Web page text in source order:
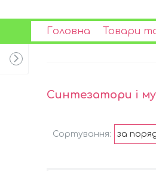
Головна Товари
Синтезатори і